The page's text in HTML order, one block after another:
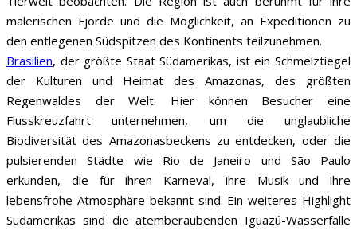
malerischen Fjorde und die Möglichkeit, an Expeditionen zu
den entlegenen Südspitzen des Kontinents teilzunehmen.
Brasilien, der größte Staat Südamerikas, ist ein Schmelztiegel
der Kulturen und Heimat des Amazonas, des größten
Regenwaldes der Welt. Hier können Besucher eine
Flusskreuzfahrt unternehmen, um die unglaubliche
Biodiversität des Amazonasbeckens zu entdecken, oder die
pulsierenden Städte wie Rio de Janeiro und São Paulo
erkunden, die für ihren Karneval, ihre Musik und ihre
lebensfrohe Atmosphäre bekannt sind. Ein weiteres Highlight
Südamerikas sind die atemberaubenden Iguazú-Wasserfälle